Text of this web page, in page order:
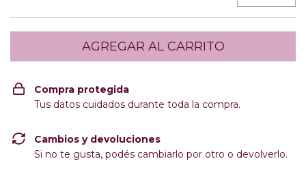
Compra protegida
Tus datos cuidados durante toda la compra.
Cambios y devoluciones
Si no te gusta, podés cambiarlo por otro o devolverlo.